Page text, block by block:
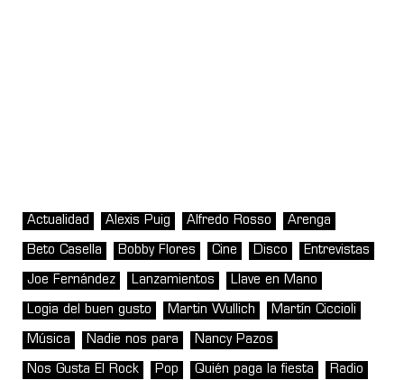
Actualidad Alexis Puig Alfredo Rosso Arenga
Beto Casella Bobby Flores Cine Disco Entrevistas
Joe Fernández Lanzamientos Llave en Mano
Logia del buen gusto Martin Wullich Martín Ciccioli
Música Nadie nos para Nancy Pazos
Nos Gusta El Rock Pop Quién paga la fiesta Radio